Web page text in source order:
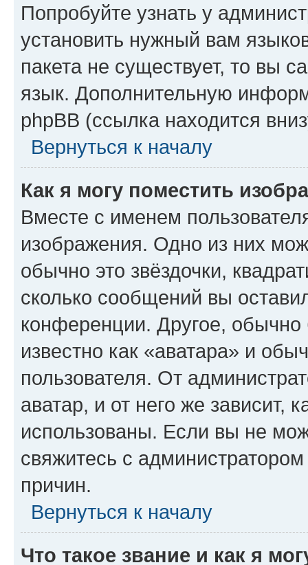
Попробуйте узнать у
установить нужный вам
пакета не существует, то вы
язык. Дополнительную
phpBB (ссылка находится
Вернуться к началу
Как я могу поместить
Вместе с именем
изображения. Одно из них
обычно это звёздочки,
сколько сообщений вы
конференции. Другое,
известно как «аватара» и
пользователя. От
аватар, и от него же зависит,
использованы. Если вы не
свяжитесь с
причин.
Вернуться к началу
Что такое звание и как я